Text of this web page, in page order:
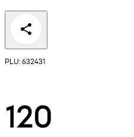
PLU: 632431
120